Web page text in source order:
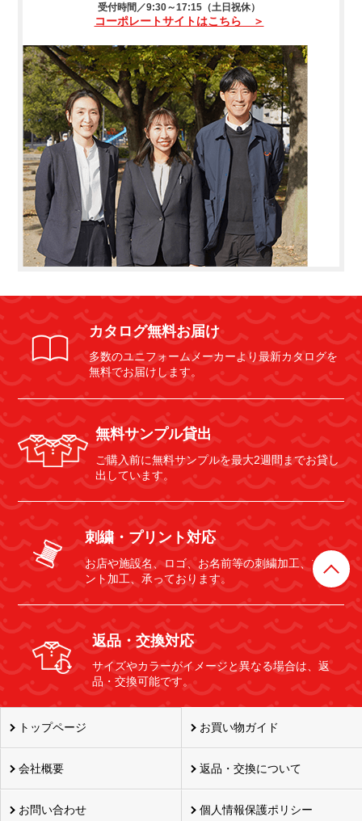
受付時間／9:30～17:15（土日祝休）
コーポレートサイトはこちら ＞
カタログ無料お届け
多数のユニフォームメーカーより最新カタログを
無料でお届けします。
無料サンプル貸出
ご購入前に無料サンプルを最大2週間までお貸し
出しています。
刺繍・プリント対応
お店や施設名、ロゴ、お名前等の刺繍加工、プリ
ント加工、承っております。
返品・交換対応
サイズやカラーがイメージと異なる場合は、返
品・交換可能です。
トップページ お買い物ガイド
会社概要 返品・交換について
お問い合わせ 個人情報保護ポリシー